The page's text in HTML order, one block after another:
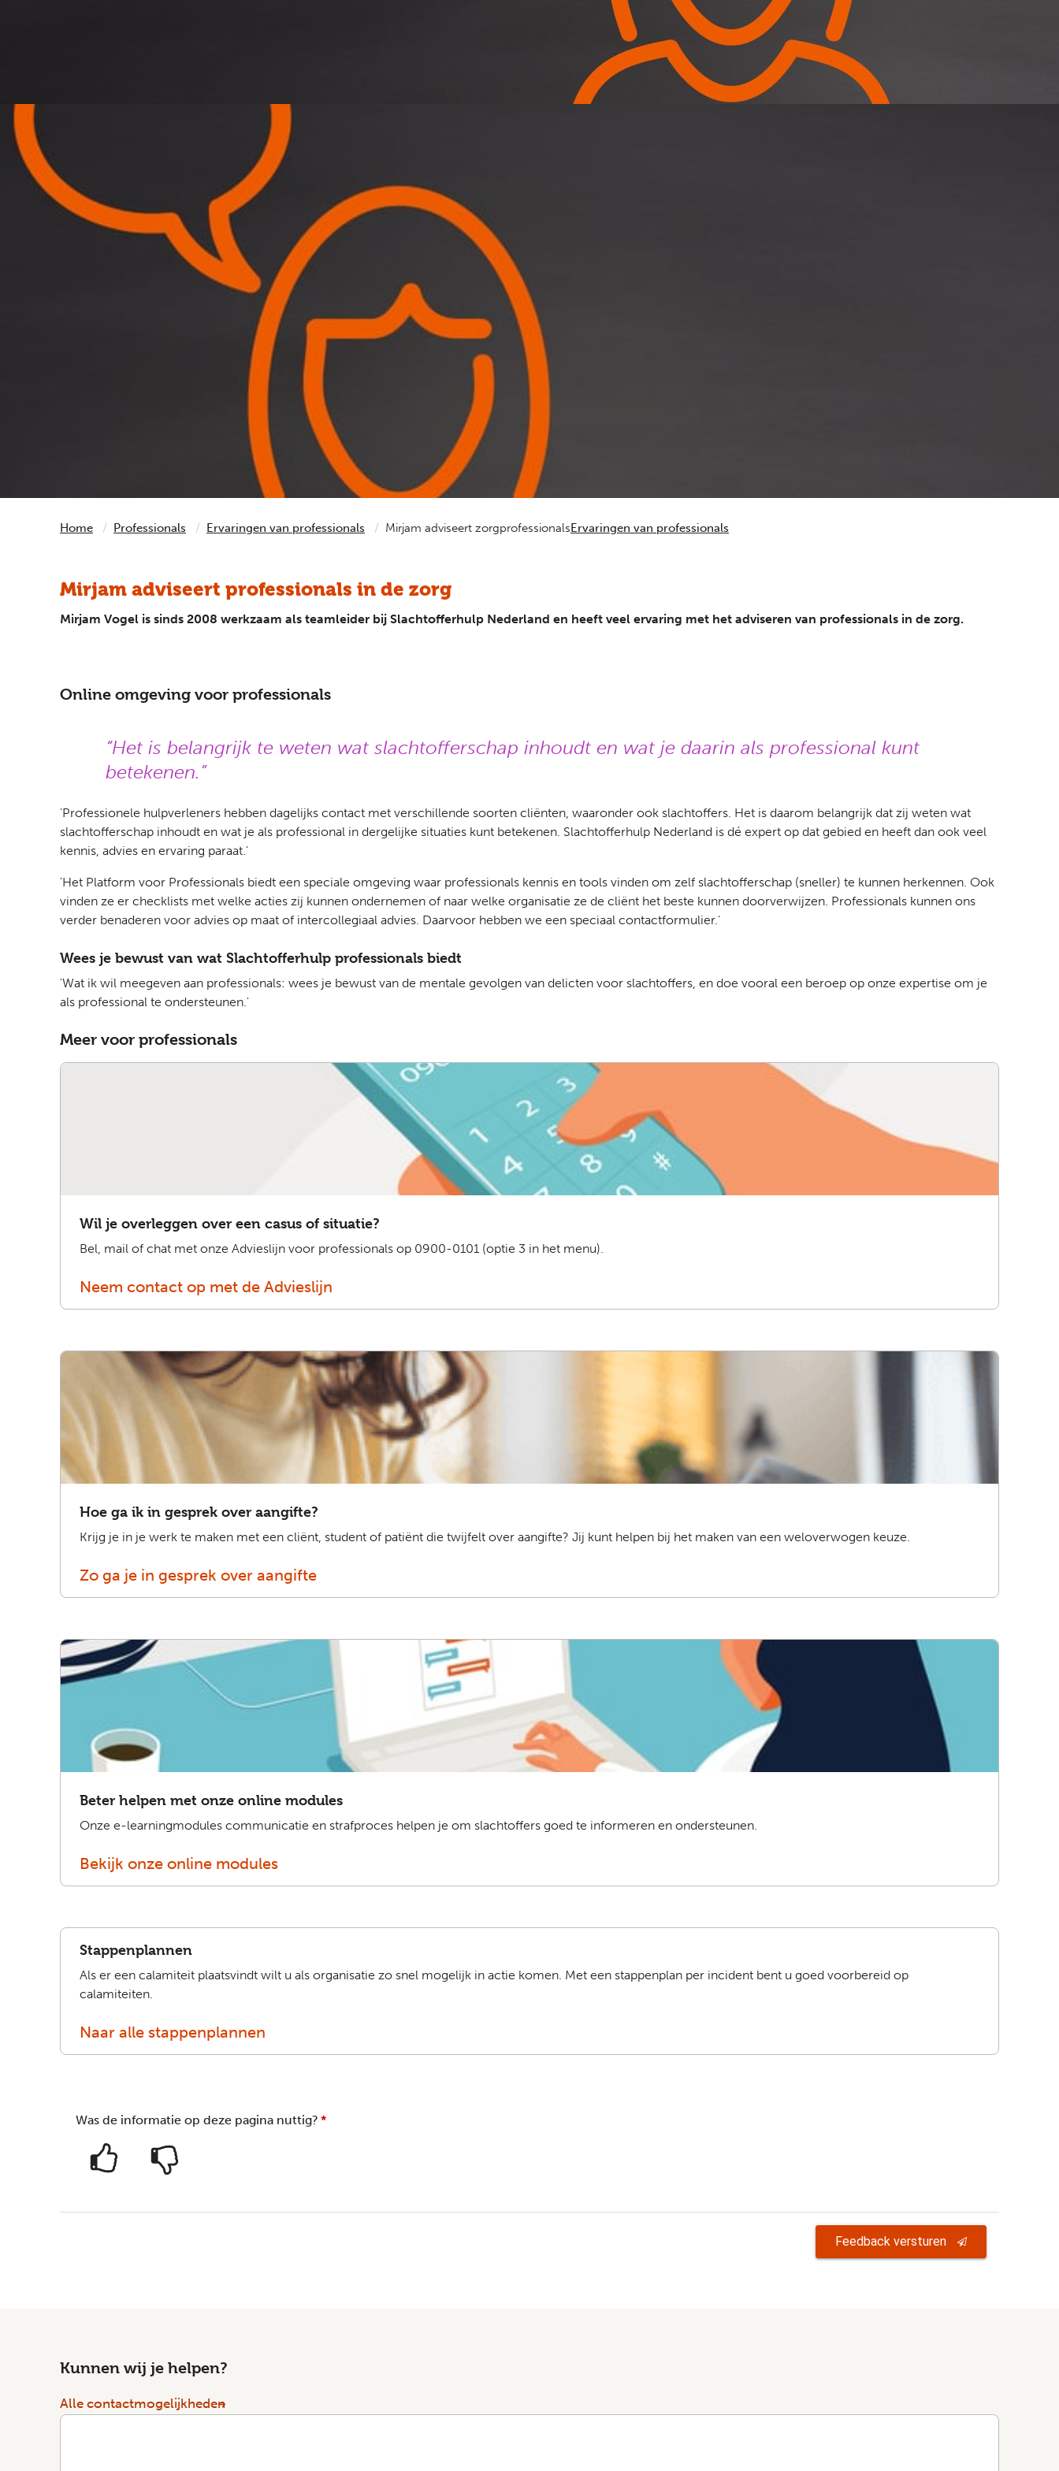
Home Professionals Ervaringen van professionals Mirjam adviseert zorgprofessionalsErvaringen van professionals
Mirjam adviseert professionals in de zorg
Mirjam Vogel is sinds 2008 werkzaam als teamleider bij Slachtofferhulp Nederland en heeft veel ervaring met het adviseren van professionals in de zorg.
Online omgeving voor professionals
Het is belangrijk te weten wat slachtofferschap inhoudt en wat je daarin als professional kunt
betekenen.
'Professionele hulpverleners hebben dagelijks contact met verschillende soorten cliënten, waaronder ook slachtoffers. Het is daarom belangrijk dat zij weten wat
slachtofferschap inhoudt en wat je als professional in dergelijke situaties kunt betekenen. Slachtofferhulp Nederland is dé expert op dat gebied en heeft dan ook veel
kennis, advies en ervaring paraat.'
'Het Platform voor Professionals biedt een speciale omgeving waar professionals kennis en tools vinden om zelf slachtofferschap (sneller) te kunnen herkennen. Ook
vinden ze er checklists met welke acties zij kunnen ondernemen of naar welke organisatie ze de cliënt het beste kunnen doorverwijzen. Professionals kunnen ons
verder benaderen voor advies op maat of intercollegiaal advies. Daarvoor hebben we een speciaal contactformulier.'
Wees je bewust van wat Slachtofferhulp professionals biedt
'Wat ik wil meegeven aan professionals: wees je bewust van de mentale gevolgen van delicten voor slachtoffers, en doe vooral een beroep op onze expertise om je
als professional te ondersteunen.'
Meer voor professionals
Wil je overleggen over een casus of situatie?
Bel, mail of chat met onze Advieslijn voor professionals op 0900-0101 (optie 3 in het menu).
Neem contact op met de Advieslijn
Hoe ga ik in gesprek over aangifte?
Krijg je in je werk te maken met een cliënt, student of patiënt die twijfelt over aangifte? Jij kunt helpen bij het maken van een weloverwogen keuze.
Zo ga je in gesprek over aangifte
Beter helpen met onze online modules
Onze e-learningmodules communicatie en strafproces helpen je om slachtoffers goed te informeren en ondersteunen.
Bekijk onze online modules
Stappenplannen
Als er een calamiteit plaatsvindt wilt u als organisatie zo snel mogelijk in actie komen. Met een stappenplan per incident bent u goed voorbereid op
calamiteiten.
Naar alle stappenplannen
Was de informatie op deze pagina nuttig? *
Feedback versturen
Kunnen wij je helpen?
Alle contactmogelijkheden